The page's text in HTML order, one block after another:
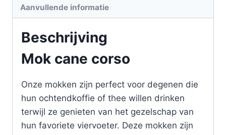
Aanvullende informatie
Beschrijving
Mok cane corso
Onze mokken zijn perfect voor degenen die
hun ochtendkoffie of thee willen drinken
terwijl ze genieten van het gezelschap van
hun favoriete viervoeter. Deze mokken zijn